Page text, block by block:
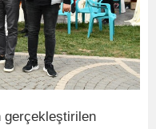
gerçekleştirilen